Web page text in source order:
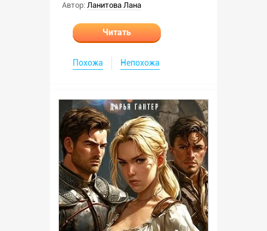
Автор: Ланитова Лана
Читать
Похожа Непохожа